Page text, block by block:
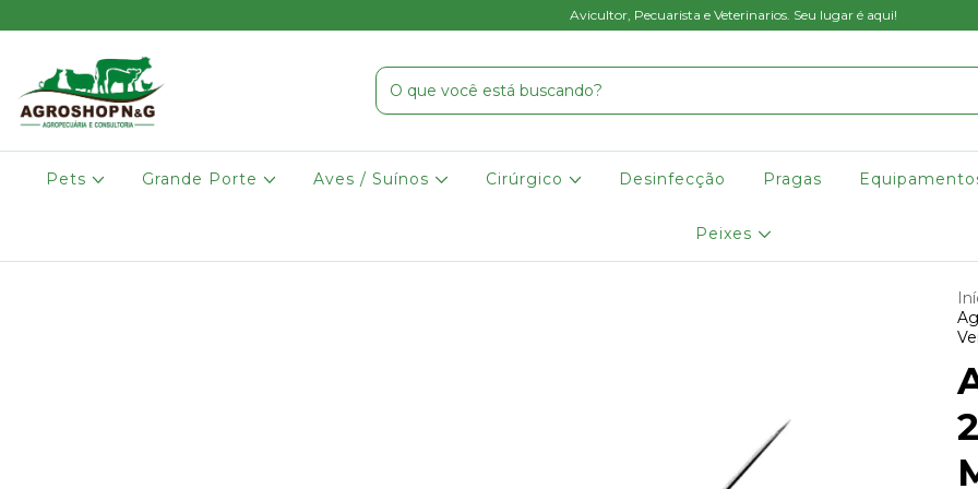
Avicultor, Pecuarista e Veterinarios. Seu lugar é aqui!
Pets Grande Porte Aves / Suínos Cirúrgico Desinfecção Pragas
Peixes